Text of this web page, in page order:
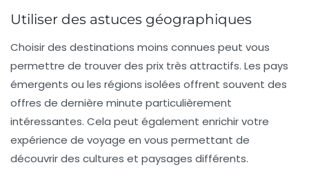
Utiliser des astuces géographiques
Choisir des destinations moins connues peut vous
permettre de trouver des prix très attractifs. Les pays
émergents ou les régions isolées offrent souvent des
offres de dernière minute particulièrement
intéressantes. Cela peut également enrichir votre
expérience de voyage en vous permettant de
découvrir des cultures et paysages différents.